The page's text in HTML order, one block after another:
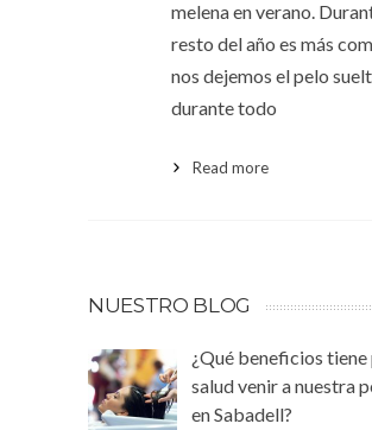
melena en verano.
resto del año es más
nos dejemos el pelo
durante todo
Read more
NUESTRO BLOG
¿Qué beneficios tiene
salud venir a nuestra
en Sabadell?